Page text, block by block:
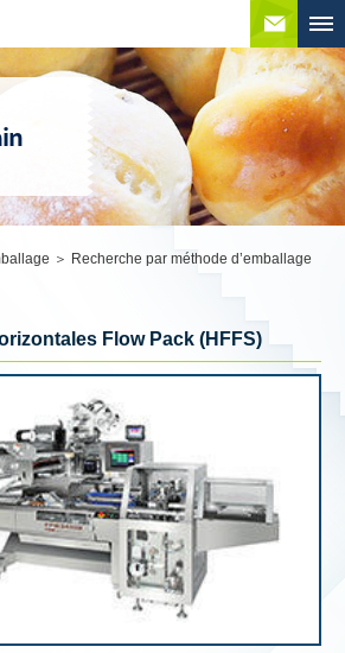
Recherche par méthode d’emballage
Flow Pack (HFFS)